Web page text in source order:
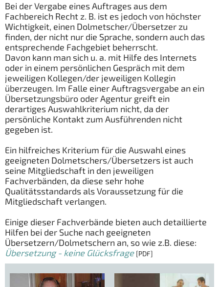
Bei der Vergabe eines Auftrages aus dem
Fachbereich Recht z. B. ist es jedoch von höchster
Wichtigkeit, einen Dolmetscher/Übersetzer zu
finden, der nicht nur die Sprache, sondern auch das
entsprechende Fachgebiet beherrscht.
Davon kann man sich u. a. mit Hilfe des Internets
oder in einem persönlichen Gespräch mit dem
jeweiligen Kollegen/der jeweiligen Kollegin
überzeugen. Im Falle einer Auftragsvergabe an ein
Übersetzungsbüro oder Agentur greift ein
derartiges Auswahlkriterium nicht, da der
persönliche Kontakt zum Ausführenden nicht
gegeben ist.
Ein hilfreiches Kriterium für die Auswahl eines
geeigneten Dolmetschers/Übersetzers ist auch
seine Mitgliedschaft in den jeweiligen
Fachverbänden, da diese sehr hohe
Qualitätsstandards als Voraussetzung für die
Mitgliedschaft verlangen.
Einige dieser Fachverbände bieten auch detaillierte
Hilfen bei der Suche nach geeigneten
Übersetzern/Dolmetschern an, so wie z.B. diese:
Übersetzung - keine Glücksfrage [PDF]